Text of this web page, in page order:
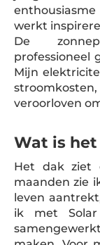
werkt
De
professioneel
Mijn
veroorloven
Wat is
Het dak ziet
maanden zie
leven
ik met